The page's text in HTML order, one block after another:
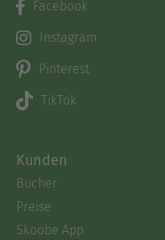
Facebook
Instagram
Pinterest
TikTok
Kunden
Bücher
Preise
Skoobe App